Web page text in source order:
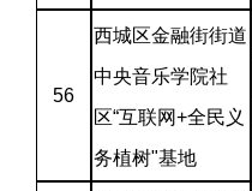
56
西城区金融街街道
中央音乐学院社
区“互联网+全民义
务植树"基地